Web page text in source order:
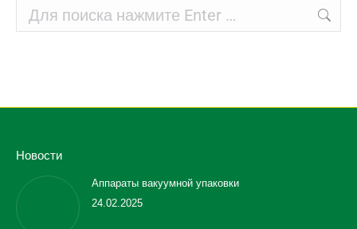
Новости
Аппараты вакуумной упаковки
24.02.2025